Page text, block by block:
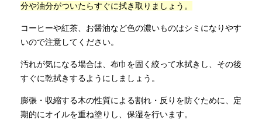
分や油分がついたらすぐに拭き取りましょう。
コーヒーや紅茶、お醤油など色の濃いものはシミになりやす
いので注意してください。
汚れが気になる場合は、布巾を固く絞って水拭きし、その後
すぐに乾拭きするようにしましょう。
膨張・収縮する木の性質による割れ・反りを防ぐために、定
期的にオイルを重ね塗りし、保湿を行います。